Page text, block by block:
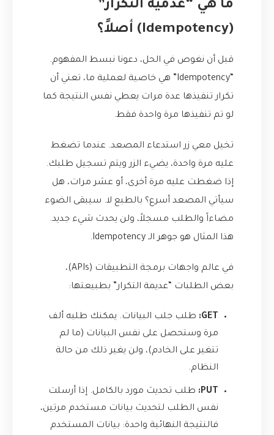
ما هي “عدمية التكرار”
(Idempotency) أصلاً؟
قبل أن نغوص في الحل، دعونا نبسط المفهوم.
“Idempotency” هي خاصية لعملية ما، تعني أن
تكرار تنفيذها عدة مرات يعطي نفس النتيجة كما
لو تم تنفيذها مرة واحدة فقط.
تخيل معي زر استدعاء المصعد. عندما تضغط
عليه مرة واحدة، يضيء الزر ويتم تسجيل طلبك.
إذا ضغطت عليه مرة أخرى، أو عشر مرات، هل
سيأتي المصعد أسرع؟ بالطبع لا. سيبقى الضوء
مضاءاً والطلب مسجلاً، ولن يحدث شيء جديد.
هذا المثال هو جوهر الـ Idempotency.
في عالم واجهات برمجة التطبيقات (APIs)،
بعض الطلبات “عديمة التكرار” بطبيعتها:
GET:
طلب جلب البيانات. يمكنك طلبه ألف
مرة وستحصل على نفس البيانات (ما لم
تتغير على الخادم)، ولن يغير ذلك من حالة
النظام.
PUT:
طلب تحديث مورد بالكامل. إذا أرسلت
نفس الطلب لتحديث بيانات مستخدم مرتين،
فالنتيجة النهائية واحدة: بيانات المستخدم